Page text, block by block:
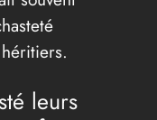
leurs